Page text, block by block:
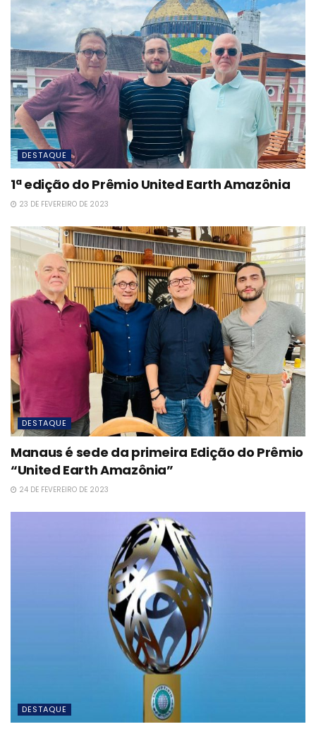
DESTAQUE
1ª edição do Prêmio United Earth Amazônia
23 DE FEVEREIRO DE 2023
DESTAQUE
Manaus é sede da primeira Edição do Prêmio
“United Earth Amazônia”
24 DE FEVEREIRO DE 2023
DESTAQUE